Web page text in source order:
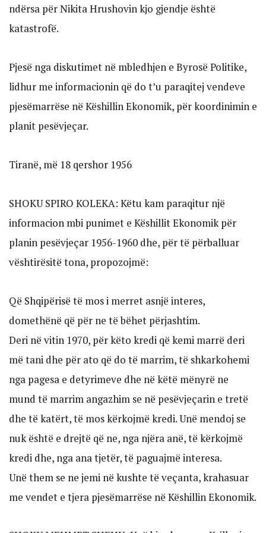
ndërsa për Nikita Hrushovin kjo gjendje është
katastrofë.
Pjesë nga diskutimet në mbledhjen e Byrosë Politike,
lidhur me informacionin që do t’u paraqitej vendeve
pjesëmarrëse në Këshillin Ekonomik, për koordinimin e
planit pesëvjeçar.
Tiranë, më 18 qershor 1956
SHOKU SPIRO KOLEKA: Këtu kam paraqitur një
informacion mbi punimet e Këshillit Ekonomik për
planin pesëvjeçar 1956-1960 dhe, për të përballuar
vështirësitë tona, propozojmë:
Që Shqipërisë të mos i merret asnjë interes,
domethënë që për ne të bëhet përjashtim.
Deri në vitin 1970, për këto kredi që kemi marrë deri
më tani dhe për ato që do të marrim, të shkarkohemi
nga pagesa e detyrimeve dhe në këtë mënyrë ne
mund të marrim angazhim se në pesëvjeçarin e tretë
dhe të katërt, të mos kërkojmë kredi. Unë mendoj se
nuk është e drejtë që ne, nga njëra anë, të kërkojmë
kredi dhe, nga ana tjetër, të paguajmë interesa.
Unë them se ne jemi në kushte të veçanta, krahasuar
me vendet e tjera pjesëmarrëse në Këshillin Ekonomik.